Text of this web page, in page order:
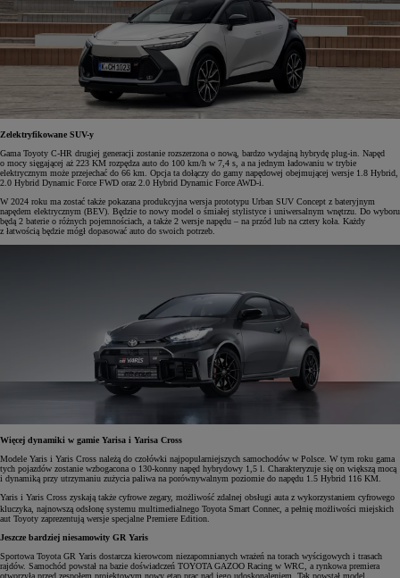
Zelektryfikowane SUV-y
Gama Toyoty C-HR drugiej generacji zostanie rozszerzona o nową, bardzo wydajną hybrydę plug-in. Napęd
o mocy sięgającej aż 223 KM rozpędza auto do 100 km/h w 7,4 s, a na jednym ładowaniu w trybie
elektrycznym może przejechać do 66 km. Opcja ta dołączy do gamy napędowej obejmującej wersje 1.8 Hybrid,
2.0 Hybrid Dynamic Force FWD oraz 2.0 Hybrid Dynamic Force AWD-i.
W 2024 roku ma zostać także pokazana produkcyjna wersja prototypu Urban SUV Concept z bateryjnym
napędem elektrycznym (BEV). Będzie to nowy model o śmiałej stylistyce i uniwersalnym wnętrzu. Do wyboru
będą 2 baterie o różnych pojemnościach, a także 2 wersje napędu – na przód lub na cztery koła. Każdy
z łatwością będzie mógł dopasować auto do swoich potrzeb.
Więcej dynamiki w gamie Yarisa i Yarisa Cross
Modele Yaris i Yaris Cross należą do czołówki najpopularniejszych samochodów w Polsce. W tym roku gama
tych pojazdów zostanie wzbogacona o 130-konny napęd hybrydowy 1,5 l. Charakteryzuje się on większą mocą
i dynamiką przy utrzymaniu zużycia paliwa na porównywalnym poziomie do napędu 1.5 Hybrid 116 KM.
Yaris i Yaris Cross zyskają także cyfrowe zegary, możliwość zdalnej obsługi auta z wykorzystaniem cyfrowego
kluczyka, najnowszą odsłonę systemu multimedialnego Toyota Smart Connec, a pełnię możliwości miejskich
aut Toyoty zaprezentują wersje specjalne Premiere Edition.
Jeszcze bardziej niesamowity GR Yaris
Sportowa Toyota GR Yaris dostarcza kierowcom niezapomnianych wrażeń na torach wyścigowych i trasach
rajdów. Samochód powstał na bazie doświadczeń TOYOTA GAZOO Racing w WRC, a rynkowa premiera